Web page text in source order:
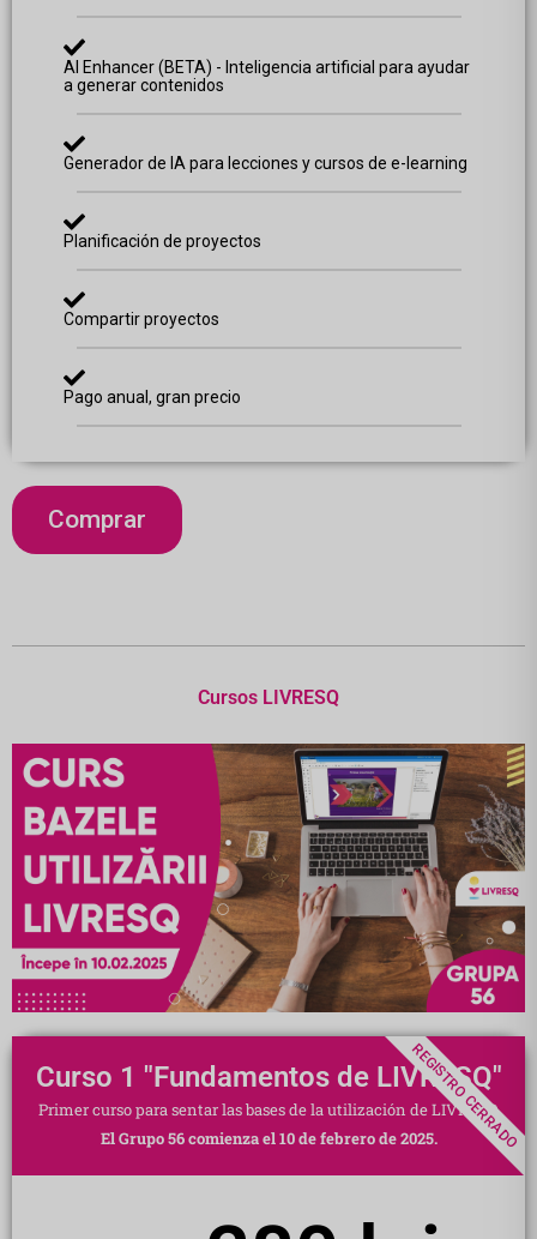
AI Enhancer (BETA) - Inteligencia artificial para ayudar
a generar contenidos
Generador de IA para lecciones y cursos de e-learning
Planificación de proyectos
Compartir proyectos
Pago anual, gran precio
Comprar
Cursos LIVRESQ
Curso 1 "Fundamentos de LIVRESQ"
Primer curso para sentar las bases de la utilización de LIVRESQ
El Grupo 56 comienza el 10 de febrero de 2025.REGISTRO CERRADO